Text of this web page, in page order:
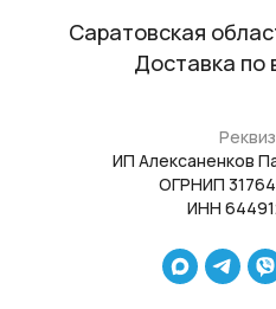
Саратовская
Доставка по
ИП Алексаненков
ОГРНИП
ИНН